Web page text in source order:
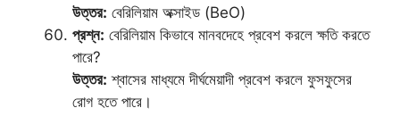
উত্তর: বেরিলিয়াম অক্সাইড (BeO)
প্রশ্ন: বেরিলিয়াম কিভাবে মানবদেহে প্রবেশ করলে ক্ষতি করতে
পারে?
উত্তর: শ্বাসের মাধ্যমে দীর্ঘমেয়াদী প্রবেশ করলে ফুসফুসের
রোগ হতে পারে।